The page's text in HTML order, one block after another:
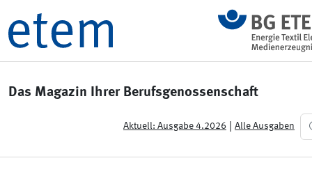
Das Magazin Ihrer Berufsgenossenschaft
Aktuell: Ausgabe 4.2026 Alle Ausgaben